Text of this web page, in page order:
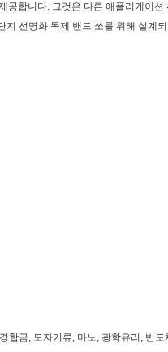
공합니다. 그것은 다른 애플리케이션
선명화 목제 밴드 쏘를 위해 설계
합금, 도자기류, 마노, 광학유리, 반도